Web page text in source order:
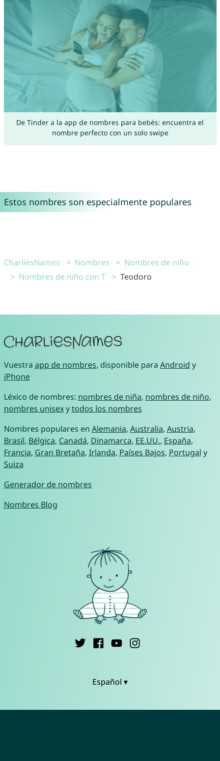
De Tinder a la app de nombres para bebés: encuentra el
nombre perfecto con un solo swipe
Estos nombres son especialmente populares
CharliesNames Nombres
Nombres de niño
Nombres de niño con T
Teodoro
Vuestra app de nombres, disponible para Android y
iPhone
Léxico de nombres: nombres de niña, nombres de niño,
nombres unisexytodos los nombres
Nombres populares en Alemania, Australia, Austria,
Brasil, Bélgica, Canadá, Dinamarca, EE.UU., España,
Francia, Gran Bretaña, Irlanda, Países Bajos, Portugal y
Suiza
Generador de nombres
Nombres Blog
Español ▾